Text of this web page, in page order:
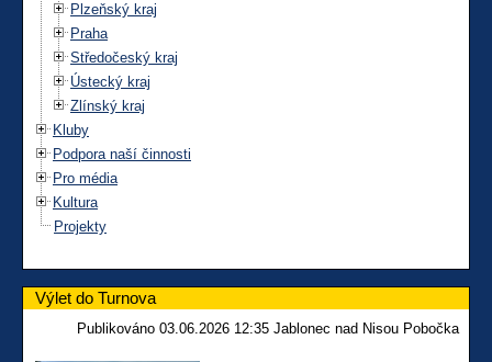
Plzeňský kraj
Praha
Středočeský kraj
Ústecký kraj
Zlínský kraj
Kluby
Podpora naší činnosti
Pro média
Kultura
Projekty
Výlet do Turnova
Publikováno 03.06.2026 12:35 Jablonec nad Nisou Pobočka